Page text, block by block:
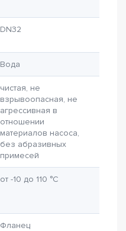
DN32
Вода
чистая, не
взрывоопасная, не
агрессивная в
отношении
материалов насоса,
без абразивных
примесей
от -10 до 110 °C
Фланец